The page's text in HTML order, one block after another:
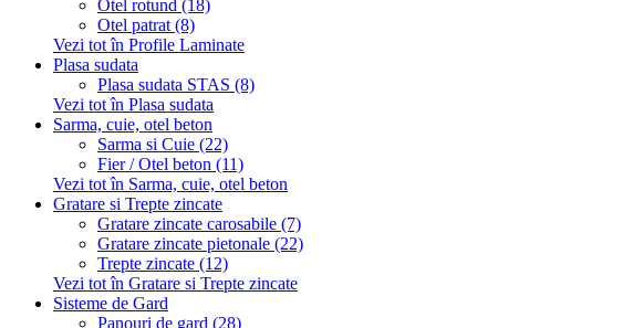
Otel rotund (18)
Otel patrat (8)
Vezi tot în Profile Laminate
Plasa sudata
Plasa sudata STAS (8)
Vezi tot în Plasa sudata
Sarma, cuie, otel beton
Sarma si Cuie (22)
Fier / Otel beton (11)
Vezi tot în Sarma, cuie, otel beton
Gratare si Trepte zincate
Gratare zincate carosabile (7)
Gratare zincate pietonale (22)
Trepte zincate (12)
Vezi tot în Gratare si Trepte zincate
Sisteme de Gard
Panouri de gard (28)